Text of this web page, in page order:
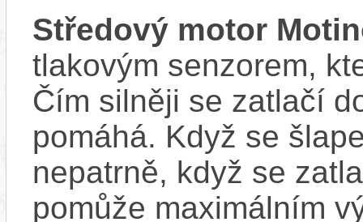
Středový motor
tlakovým senzorem,
Čím silněji se zatlačí
pomáhá. Když se
nepatrně, když se
pomůže maximálním